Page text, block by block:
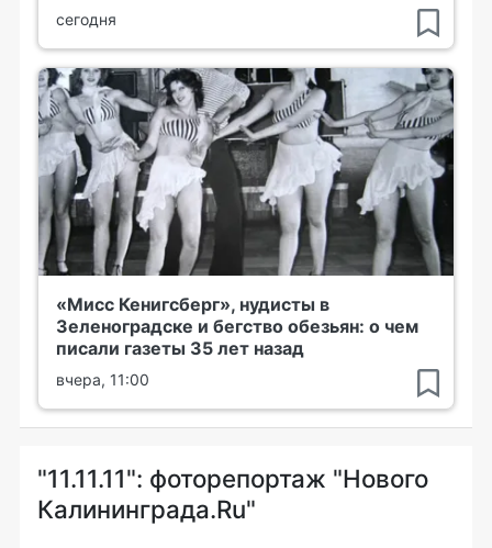
сегодня
«Мисс Кенигсберг», нудисты в
Зеленоградске и бегство обезьян: о чем
писали газеты 35 лет назад
вчера, 11:00
"11.11.11": фоторепортаж "Нового
Калининграда.Ru"